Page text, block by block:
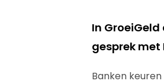
In
gesprek met
Banken